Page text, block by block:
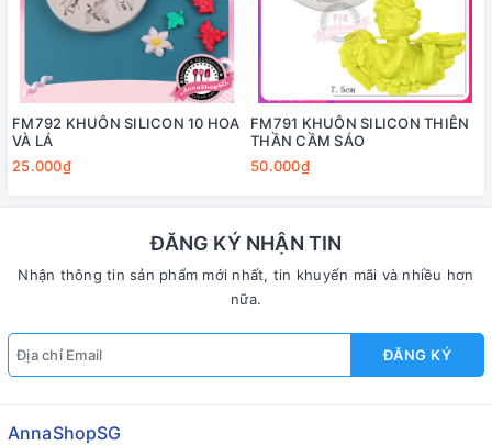
FM792 KHUÔN SILICON 10 HOA
VÀ LÁ
25.000₫
FM791 KHUÔN SILICON THIÊN
THẦN CẦM SÁO
50.000₫
ĐĂNG KÝ NHẬN TIN
Nhận thông tin sản phẩm mới nhất, tin khuyến mãi và nhiều hơn
nữa.
ĐĂNG KÝ
AnnaShopSG